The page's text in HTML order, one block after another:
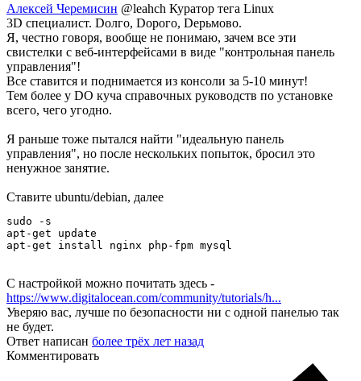
Алексей Черемисин @leahch Куратор тега Linux
3D специалист. Dолго, Dорого, Dерьмово.
Я, честно говоря, вообще не понимаю, зачем все эти
свистелки с веб-интерфейсами в виде "контрольная панель
управления"!
Все ставится и поднимается из консоли за 5-10 минут!
Тем более у DO куча справочных руководств по установке
всего, чего угодно.
Я раньше тоже пытался найти "идеальную панель
управления", но после нескольких попыток, бросил это
ненужное занятие.
Ставите ubuntu/debian, далее
sudo -s
apt-get update
apt-get install nginx php-fpm mysql
С настройкой можно почитать здесь -
https://www.digitalocean.com/community/tutorials/h...
Уверяю вас, лучше по безопасности ни с одной панелью так
не будет.
Ответ написан более трёх лет назад
Комментировать